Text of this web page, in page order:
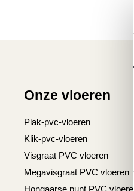
Onze vloeren
Plak-pvc-vloeren
Klik-pvc-vloeren
Visgraat PVC vloeren
Megavisgraat PVC vloeren
Hongaarse punt PVC vloeren